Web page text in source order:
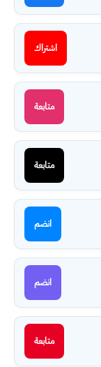
اشتراك
متابعة
متابعة
انضم
انضم
متابعة